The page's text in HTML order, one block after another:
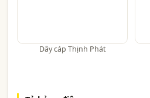
Dây cáp Thịnh Phát